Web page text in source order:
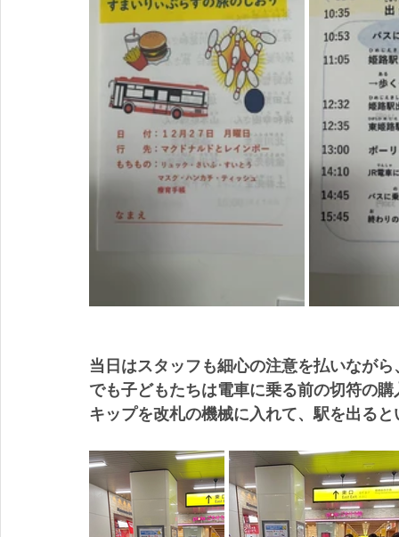
当日はスタッフも細心の注意を払いなが
でも子どもたちは電車に乗る前の切符の
キップを改札の機械に入れて、駅を出る